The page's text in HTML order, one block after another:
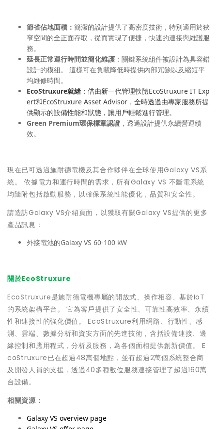
節省佔地面積： 簡潔的設計提供了高密度技術，特別適用於狹
窄空間的全正面存取，從而實現了便捷，快速的連接與維護服
務。
延長正常運行時間並簡化維護 ：關鍵系統組件被設計為具容錯
設計的模組。 這樣可在負載降低時提供內部冗餘以及縮短平
均維修時間。
EcoStruxure就緒 ：借由新一代管理軟體EcoStruxure IT Exp
ert和EcoStruxure Asset Advisor，全時透過由專家服務所提
供顯示的設備性能和狀態，讓用戶輕鬆進行管理。
Green Premium環保標章認證 ，透過設計提供永續營運績
效。
現在已可透過施耐德電機及其合作夥伴在全球使用Galaxy VS系
統。 依據電力和運行時間的需求，所有Galaxy VS 不斷電系統
均隨附包括啟動服務，以確保系統性能優化，品質和安全性。
請造訪Galaxy VS介紹頁面，以獲取有關Galaxy VS提供的更多
產品訊息：
外接電池的Galaxy VS 60-100 kW
關於EcoStruxure
EcoStruxure是施耐德電機專屬的開放式、操作相容、基於IoT
的系統架構平台。 它為客戶提供了安全性、可靠性高效率、永續
性和連接性的強化價值。 EcoStruxure利用網路、行動性、感
測、雲端、數據分析和資安方面的先進技術，含括設備連接、邊
緣控制和應用程式，分析及服務，為各個面相提供創新價值。 E
coStruxure已在超過48萬個地點，並有超過2萬個系統整合商
及開發人員的支援，透過40多種數位服務連接管理了超過160萬
台設備。
相關資源：
Galaxy VS overview page